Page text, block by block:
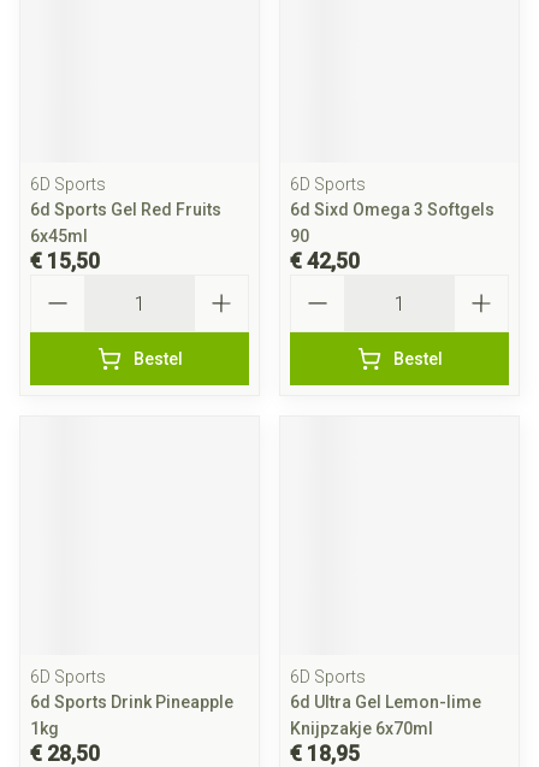
6D Sports
6d Sports Gel Red Fruits
6x45ml
€ 15,50
Bestel
6D Sports
6d Sixd Omega 3 Softgels
90
€ 42,50
Bestel
6D Sports
6d Sports Drink Pineapple
1kg
€ 28,50
6D Sports
6d Ultra Gel Lemon-lime
Knijpzakje 6x70ml
€ 18,95